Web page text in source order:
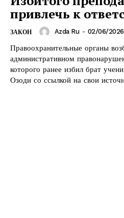
привлечь к
ЗАКОН Azda Ru - 02/06/2026
Правоохранительные органы
административном
которого ранее избил брат ученицы. Как сообщеат
Озоди со ссылкой на свои